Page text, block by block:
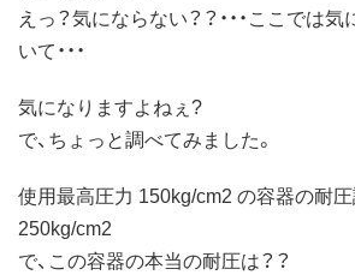
えっ？気にならない？？・・・ここでは
いて・・・
気になりますよねぇ?
で、ちょっと調べてみました。
使用最高圧力 150kg/cm2 の容器の耐
250kg/cm2
で、この容器の本当の耐圧は？？